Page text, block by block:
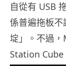
自從有 USB
係普遍拖板
埞」。不過
Station Cube